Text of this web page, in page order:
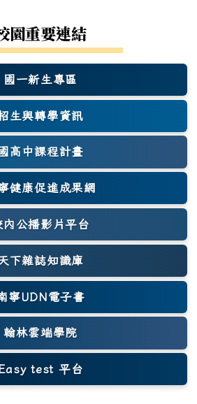
園重要連結
國一新生專區
(另開新視窗)
生與轉學資訊
國高中課程計畫
健康促進成果網
(另開新視窗)
內公播影片平台
下雜誌知識庫
(另開新視窗)
寧UDN電子書
翰林雲端學院
test 平台
(另開新視窗)